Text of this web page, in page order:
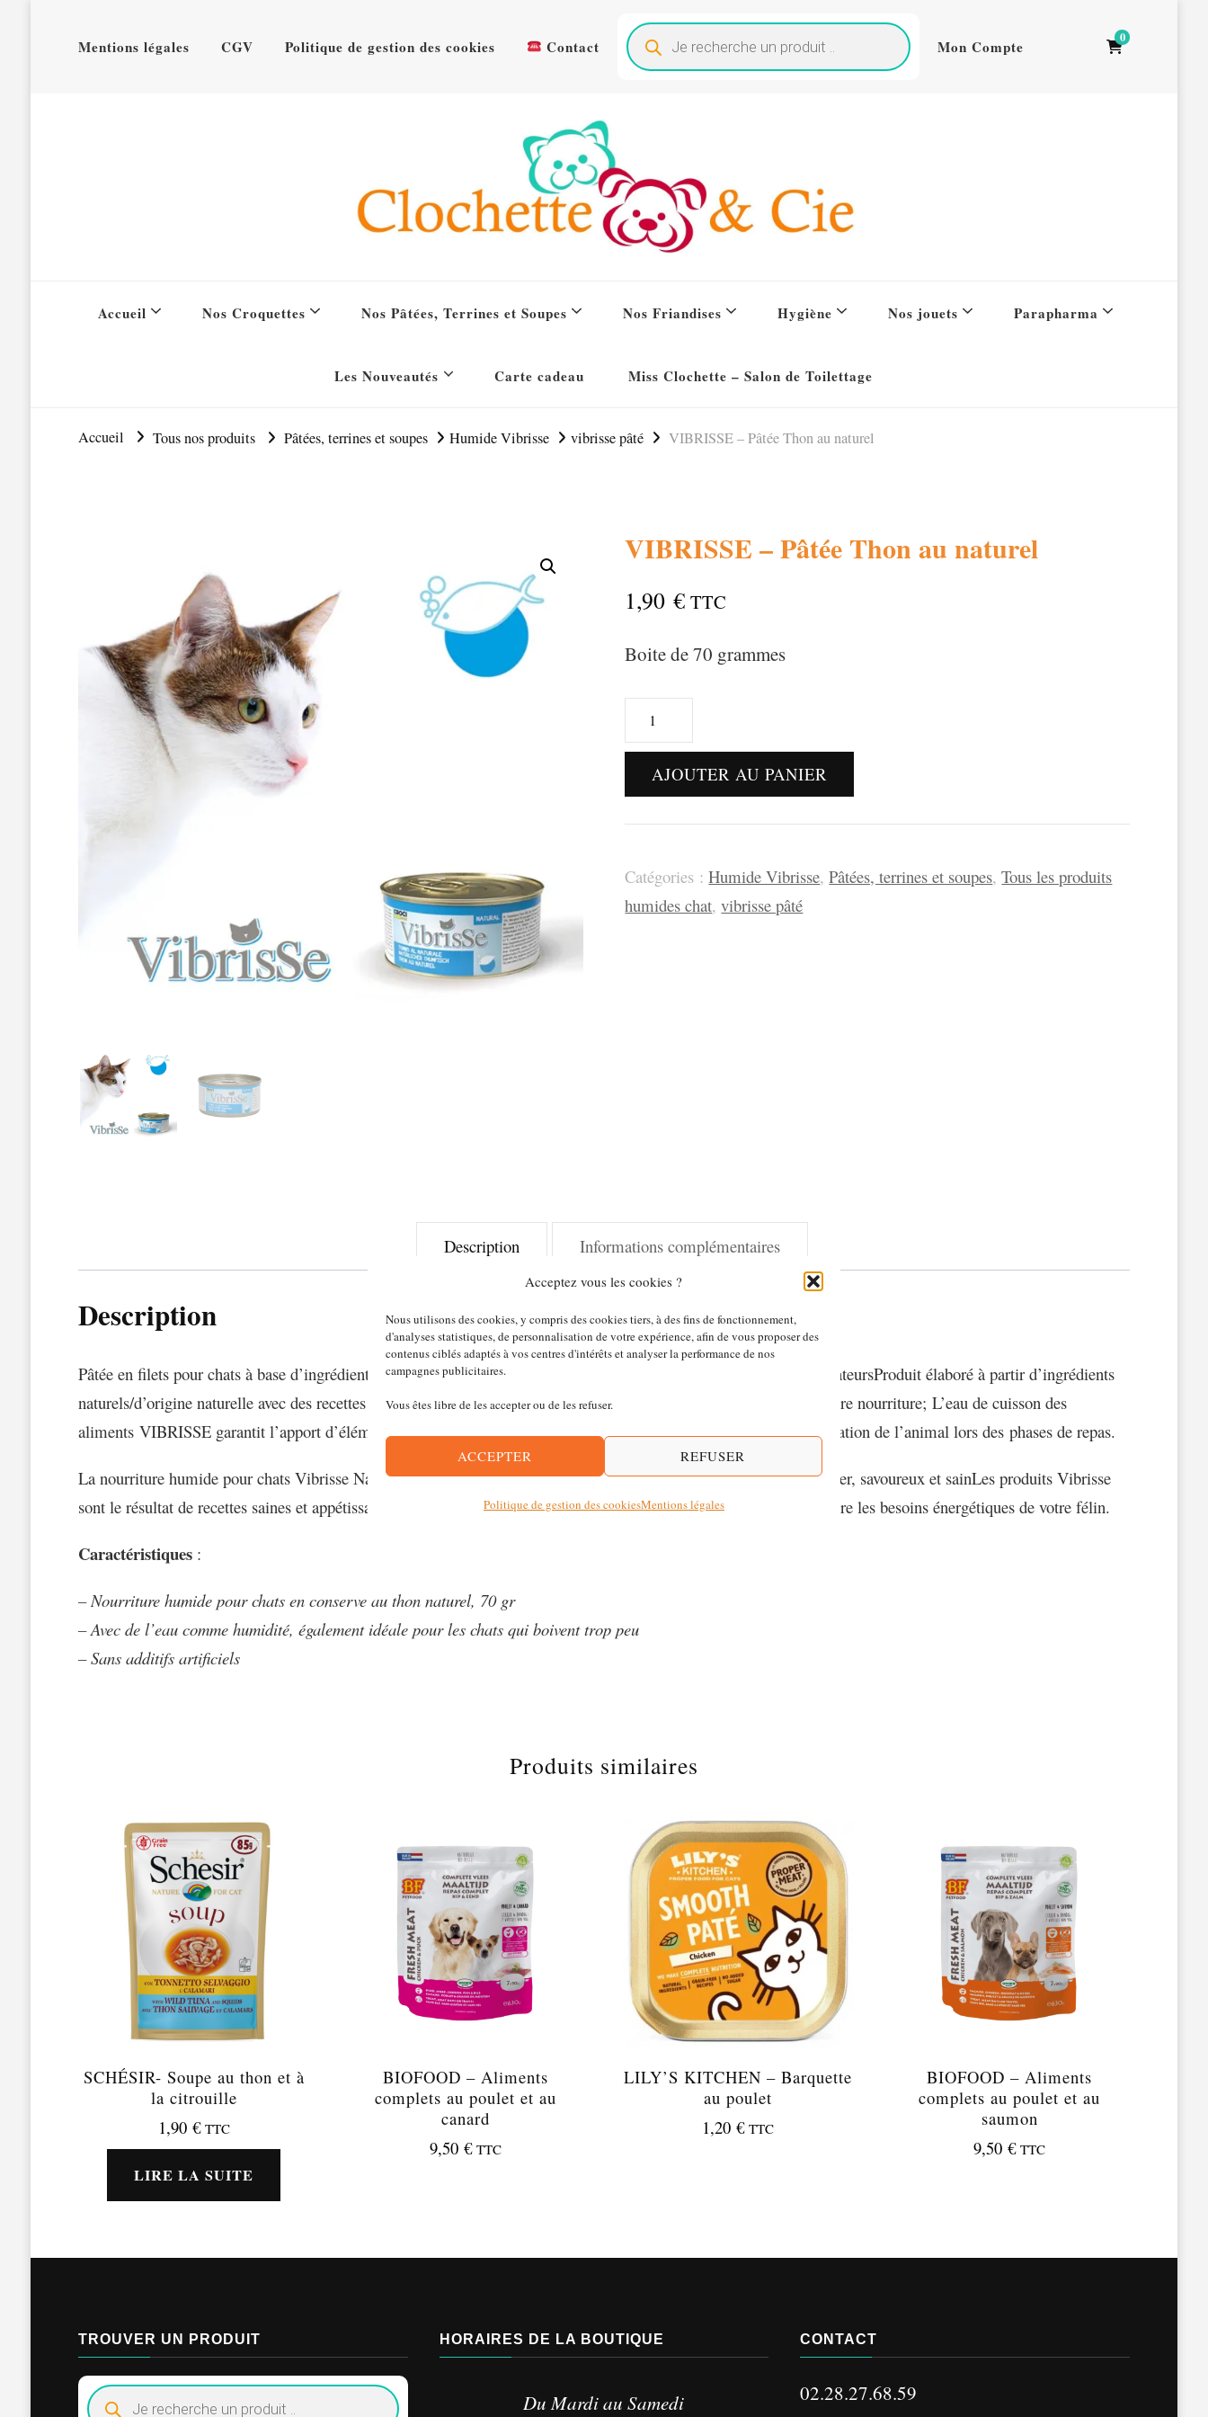
Acceptez vous les cookies ?
Nous utilisons des cookies, y compris des cookies tiers, à des fins de fonctionnement,
d'analyses statistiques, de personnalisation de votre expérience, afin de vous proposer des
contenus ciblés adaptés à vos centres d'intérêts et analyser la performance de nos
campagnes publicitaires.
Vous êtes libre de les accepter ou de les refuser.
ACCEPTER REFUSER
Politique de gestion des cookiesMentions légales
Mentions légales CGV Politique de gestion des cookies Contact
Recherche
de
produits Mon Compte 0
Clochette & Cie
Accueil Nos Croquettes Nos Pâtées, Terrines et Soupes Nos Friandises Hygiène Nos jouets Parapharma
Les Nouveautés Carte cadeau Miss Clochette – Salon de Toilettage
Accueil Tous nos produits Pâtées, terrines et soupes Humide Vibrisse vibrisse pâté VIBRISSE – Pâtée Thon au naturel
VIBRISSE – Pâtée Thon au naturel
1,90€ TTC
Boite de 70 grammes
quantité
de
VIBRISSE
Thon
au
AJOUTER AU PANIER
Catégories :Humide Vibrisse,Pâtées, terrines et soupes,Tous les produits
humides chat,vibrisse pâté
Description Informations complémentaires
Description
Pâtée en filets pour chats à base d’ingrédients de la plus haute qualité sans colorants, ajouts d’appétence ou conservateursProduit élaboré à partir d’ingrédients
naturels/d’origine naturelle avec des recettes saines et savoureuses pour garantir à nos amis à quatre pattes la meilleure nourriture; L’eau de cuisson des
aliments VIBRISSE garantit l’apport d’éléments nutritionnels fondamentaux et joue un rôle important dans l’hydratation de l’animal lors des phases de repas.
La nourriture humide pour chats Vibrisse Natural est à base de viande et de poisson cuits à la vapeurFacile à assimiler, savoureux et sainLes produits Vibrisse
sont le résultat de recettes saines et appétissantes qui allient le goût à l’apport de nutriments nécessaires pour satisfaire les besoins énergétiques de votre félin.
Caractéristiques:
– Nourriture humide pour chats en conserve au thon naturel, 70 gr
– Avec de l’eau comme humidité, également idéale pour les chats qui boivent trop peu
– Sans additifs artificiels
Produits similaires
SCHÉSIR- Soupe au thon et à
la citrouille
1,90 € TTC
LIRE LA SUITE
BIOFOOD – Aliments
complets au poulet et au
canard
9,50€ TTC
LILY’S KITCHEN – Barquette
au poulet
1,20 € TTC
BIOFOOD – Aliments
complets au poulet et au
saumon
9,50€ TTC
TROUVER UN PRODUIT
Recherche
de
HORAIRES DE LA BOUTIQUE
Du Mardi au Samedi
CONTACT
02.28.27.68.59